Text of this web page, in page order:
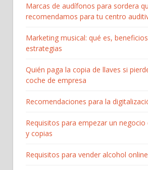
Marcas de audífonos para sordera
recomendamos para tu centro
Marketing musical: qué es,
estrategias
Quién paga la copia de llaves si
coche de empresa
Recomendaciones para la
Requisitos para empezar un
y copias
Requisitos para vender alcohol online